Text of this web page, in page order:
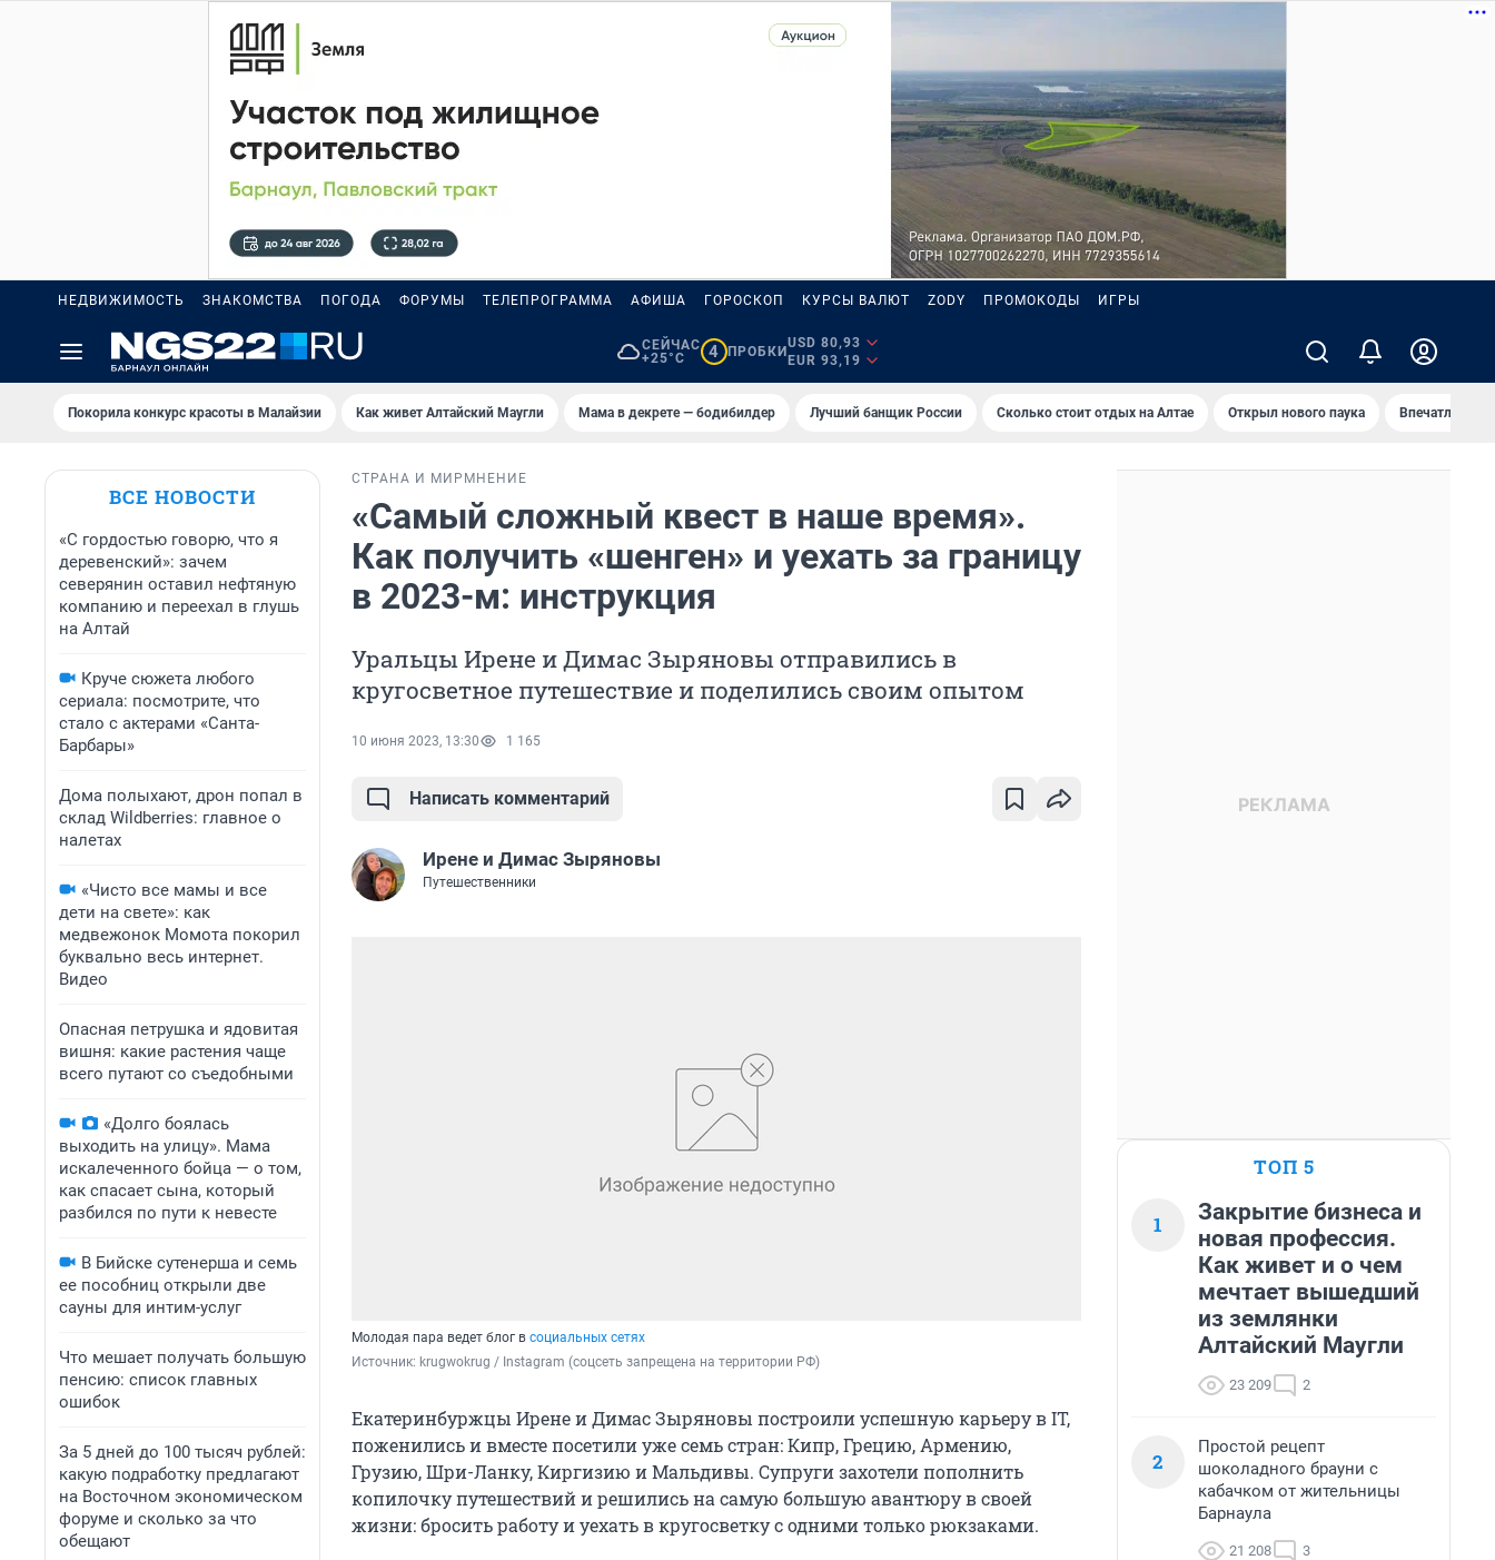
НЕДВИЖИМОСТЬ ЗНАКОМСТВА ПОГОДА ФОРУМЫ ТЕЛЕПРОГРАММА АФИША ГОРОСКОП КУРСЫ ВАЛЮТ ZODY ПРОМОКОДЫ ИГРЫ
СЕЙЧАС
+25°C
4 ПРОБКИ
USD 80,93
EUR 93,19
Покорила конкурс красоты в Малайзии Как живет Алтайский Маугли Мама в декрете — бодибилдер Лучший банщик России Сколько стоит отдых на Алтае Открыл нового паука Впечатления
ВСЕ НОВОСТИ
«С гордостью говорю, что я
деревенский»: зачем
северянин оставил нефтяную
компанию и переехал в глушь
на Алтай
Круче сюжета любого
сериала: посмотрите, что
стало с актерами «Санта-
Барбары»
Дома полыхают, дрон попал в
склад Wildberries: главное о
налетах
«Чисто все мамы и все
дети на свете»: как
медвежонок Момота покорил
буквально весь интернет.
Видео
Опасная петрушка и ядовитая
вишня: какие растения чаще
всего путают со съедобными
«Долго боялась
выходить на улицу». Мама
искалеченного бойца — о том,
как спасает сына, который
разбился по пути к невесте
В Бийске сутенерша и семь
ее пособниц открыли две
сауны для интим-услуг
Что мешает получать большую
пенсию: список главных
ошибок
За 5 дней до 100 тысяч рублей:
какую подработку предлагают
на Восточном экономическом
форуме и сколько за что
обещают
СТРАНА И МИР МНЕНИЕ
«Самый сложный квест в наше время».
Как получить «шенген» и уехать за границу
в 2023-м: инструкция
Уральцы Ирене и Димас Зыряновы отправились в
кругосветное путешествие и поделились своим опытом
10 июня 2023, 13:30 1 165
Написать комментарий
Ирене и Димас Зыряновы
Путешественники
Молодая пара ведет блог в социальных сетях
Источник: krugwokrug / Instagram (соцсеть запрещена на территории РФ)
Екатеринбуржцы Ирене и Димас Зыряновы построили успешную карьеру в IT,
поженились и вместе посетили уже семь стран: Кипр, Грецию, Армению,
Грузию, Шри-Ланку, Киргизию и Мальдивы. Супруги захотели пополнить
копилочку путешествий и решились на самую большую авантюру в своей
жизни: бросить работу и уехать в кругосветку с одними только рюкзаками.
ТОП 5
1
Закрытие бизнеса и
новая профессия.
Как живет и о чем
мечтает вышедший
из землянки
Алтайский Маугли
23 209 2
2
Простой рецепт
шоколадного брауни с
кабачком от жительницы
Барнаула
21 208 3